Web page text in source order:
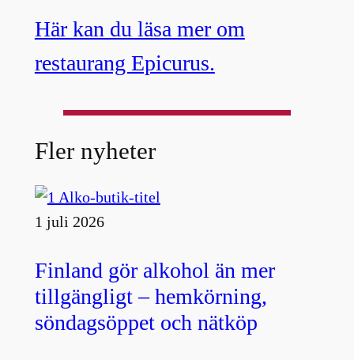
Här kan du läsa mer om
restaurang Epicurus.
Fler nyheter
1 juli 2026
Finland gör alkohol än mer
tillgängligt – hemkörning,
söndagsöppet och nätköp